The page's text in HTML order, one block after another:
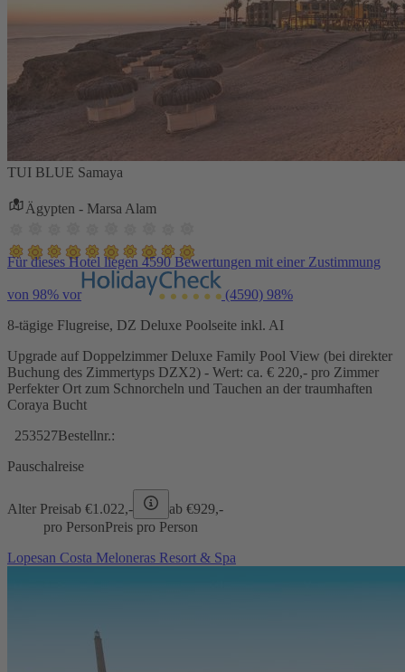
TUI BLUE Samaya
Ägypten - Marsa Alam
Für dieses Hotel liegen 4590 Bewertungen mit einer Zustimmung
von 98% vor (4590) 98%
8-tägige Flugreise, DZ Deluxe Poolseite inkl. AI
Upgrade auf Doppelzimmer Deluxe Family Pool View (bei direkter
Buchung des Zimmertyps DZX2) - Wert: ca. € 220,- pro Zimmer
Perfekter Ort zum Schnorcheln und Tauchen an der traumhaften
Coraya Bucht
253527Bestellnr.:
Pauschalreise
Alter Preisab €1.022,- ab €929,-
pro PersonPreis pro Person
Lopesan Costa Meloneras Resort & Spa